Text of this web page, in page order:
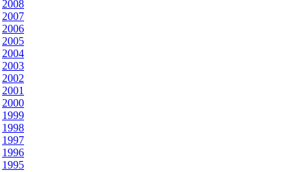
2008
2007
2006
2005
2004
2003
2002
2001
2000
1999
1998
1997
1996
1995